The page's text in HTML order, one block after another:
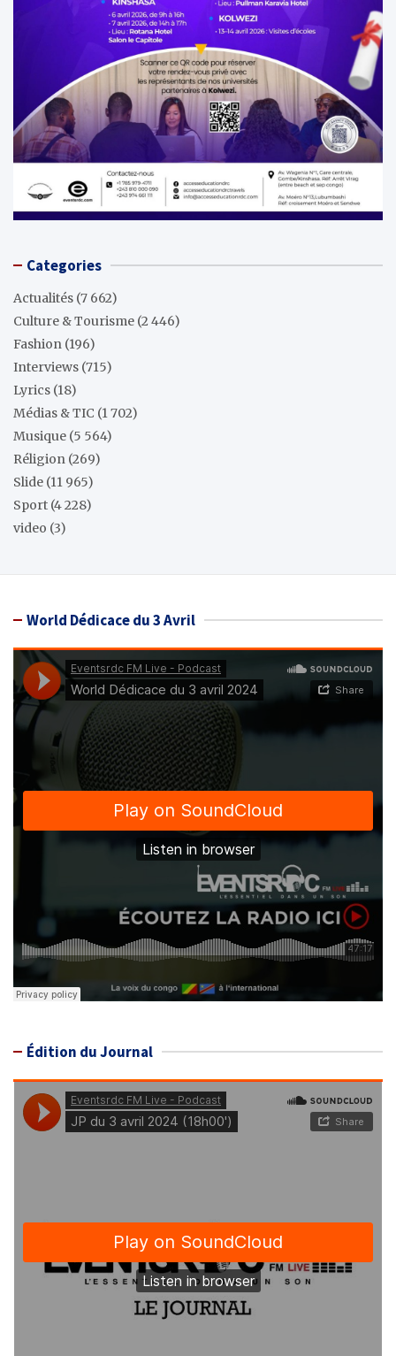
Categories
Actualités (7 662)
Culture & Tourisme (2 446)
Fashion (196)
Interviews (715)
Lyrics (18)
Médias & TIC (1 702)
Musique (5 564)
Réligion (269)
Slide (11 965)
Sport (4 228)
video (3)
World Dédicace du 3 Avril
Édition du Journal